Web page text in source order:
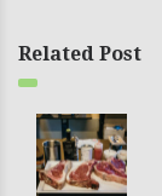
Related Post